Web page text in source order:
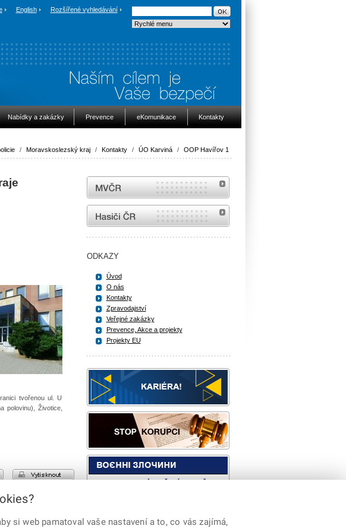
English Rozšířené vyhledávání
Nabídky a zakázky Prevence eKomunikace Kontakty
/ Moravskoslezský kraj / Kontakty / ÚO Karviná / OOP Havířov 1
tvořenou ul. U
polovinu), Životice,
vytisknout
MVČR
internetové stránky Hasiči ČR
ODKAZY
Úvod
O nás
Kontakty
Zpravodajství
Veřejné zakázky
Prevence, Akce a projekty
Projekty EU
si web pamatoval vaše nastavení a to, co vás zajímá,